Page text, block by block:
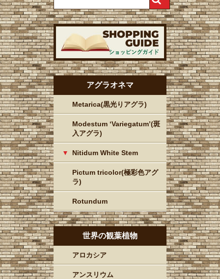
アグラオネマ
Metarica(黒光りアグラ)
Modestum ‘Variegatum’(斑
入アグラ)
Nitidum White Stem
Pictum tricolor(極彩色アグ
ラ)
Rotundum
世界の観葉植物
アロカシア
アンスリウム